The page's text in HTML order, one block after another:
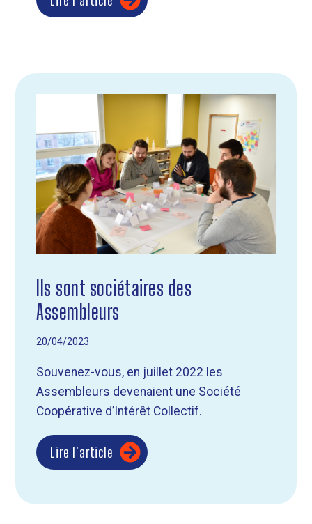
Ils sont sociétaires des
Assembleurs
20/04/2023
Souvenez-vous, en juillet 2022 les
Assembleurs devenaient une Société
Coopérative d’Intérêt Collectif.
Lire l'article